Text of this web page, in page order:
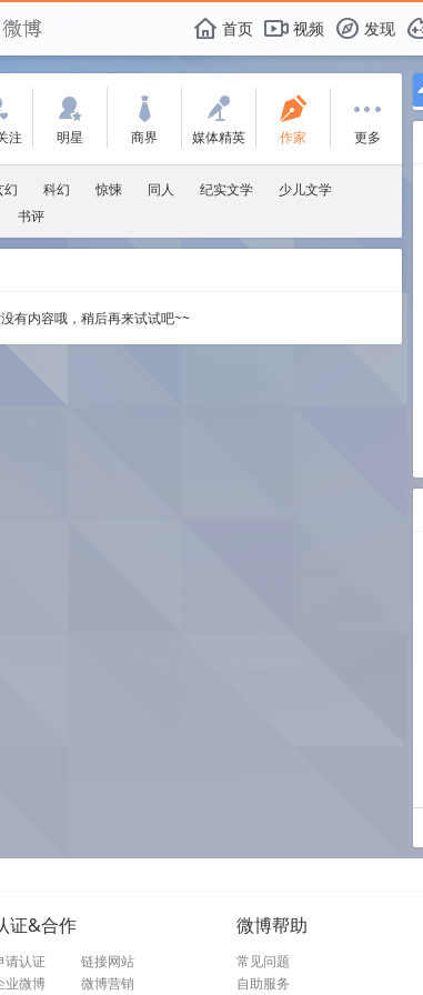
E 首页  视频 F 发现
注
w
明星
+
商界
-
媒体精英
X
作家
i
更多
幻 科幻 惊悚 同人 纪实文学
少儿文学
书评
有内容哦，稍后再来试试吧~~
证&合作
请认证
链接网站
业微博
微博营销
微博帮助
常见问题
自助服务